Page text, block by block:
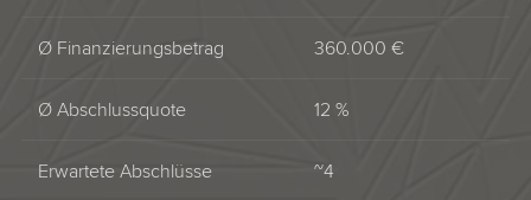
Ø Finanzierungsbetrag 360.000 €
Ø Abschlussquote 12 %
Erwartete Abschlüsse ~4